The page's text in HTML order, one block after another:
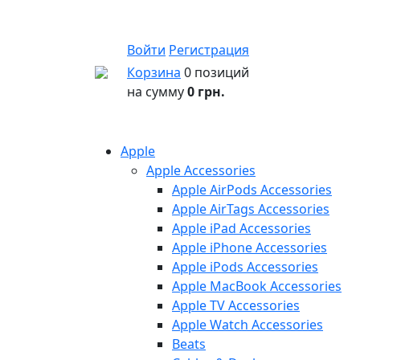
Войти Регистрация
Корзина 0 позиций
на сумму0 грн.
Apple
Apple Accessories
Apple AirPods Accessories
Apple AirTags Accessories
Apple iPad Accessories
Apple iPhone Accessories
Apple iPods Accessories
Apple MacBook Accessories
Apple TV Accessories
Apple Watch Accessories
Beats